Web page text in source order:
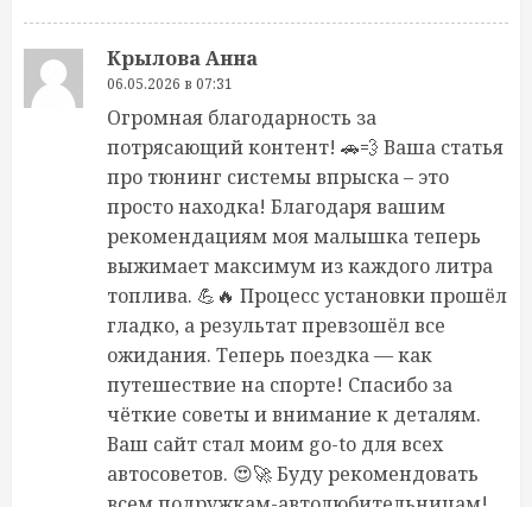
Крылова Анна
06.05.2026 в 07:31
Огромная благодарность за
потрясающий контент! 🚗💨 Ваша статья
про тюнинг системы впрыска – это
просто находка! Благодаря вашим
рекомендациям моя малышка теперь
выжимает максимум из каждого литра
топлива. 💪🔥 Процесс установки прошёл
гладко, а результат превзошёл все
ожидания. Теперь поездка — как
путешествие на спорте! Спасибо за
чёткие советы и внимание к деталям.
Ваш сайт стал моим go-to для всех
автосоветов. 😍🚀 Буду рекомендовать